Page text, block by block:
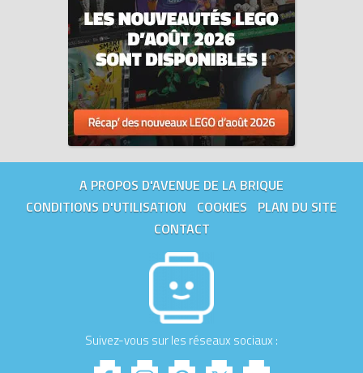
A PROPOS D'AVENUE DE LA BRIQUE
CONDITIONS D'UTILISATION
COOKIES
PLAN DU SITE
CONTACT
Suivez-vous sur les réseaux sociaux :